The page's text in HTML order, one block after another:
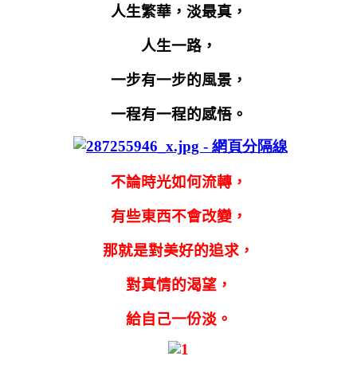
人生繁華，淡最真，
人生一路，
一步有一步的風景，
一程有一程的感悟。
不論時光如何流轉，
有些東西不會改變，
那就是對美好的追求，
對真情的渴望，
給自己一份淡。